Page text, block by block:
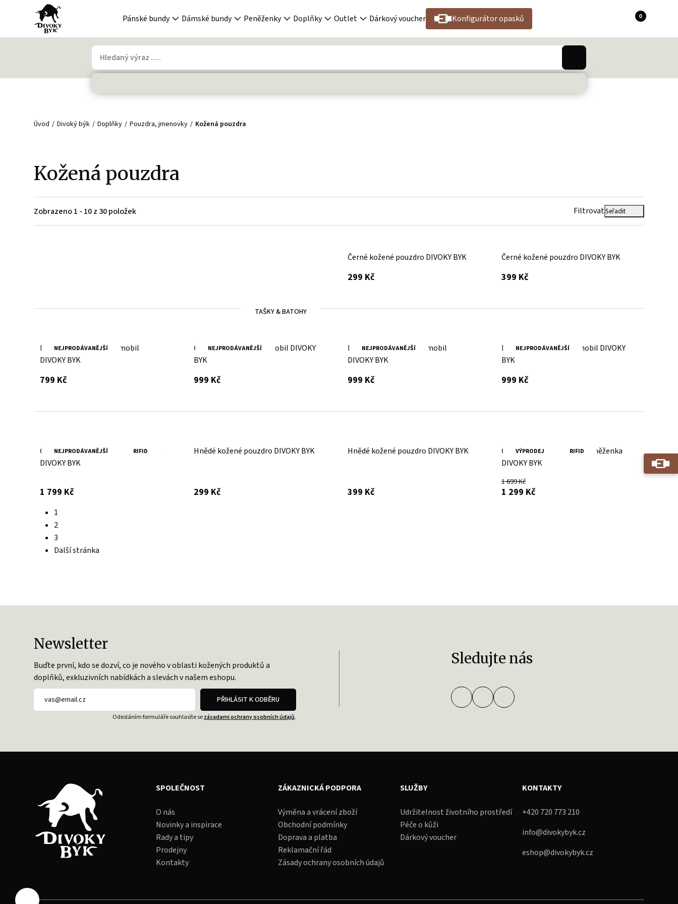
Pánské bundy Dámské bundy Peněženky Doplňky Outlet Dárkový voucher Konfigurátor opasků 0
Úvod Divoký býk Doplňky Pouzdra, jmenovky Kožená pouzdra
Kožená pouzdra
Zobrazeno 1 - 10 z 30 položek FiltrovatSeřadit
TAŠKY & BATOHY
Černé kožené pouzdro DIVOKY BYK
299 Kčs DPH
Černé kožené pouzdro DIVOKY BYK
399 Kčs DPH
NEJPRODÁVANĚJŠÍ
Brandy kožený obal na mobil
DIVOKY BYK
799 Kčs DPH
NEJPRODÁVANĚJŠÍ
Černý kožený obal na mobil DIVOKY
BYK
999 Kčs DPH
NEJPRODÁVANĚJŠÍ
Brandy kožený obal na mobil
DIVOKY BYK
999 Kčs DPH
NEJPRODÁVANĚJŠÍ
Hnědý kožený obal na mobil DIVOKY
BYK
999 Kčs DPH
NEJPRODÁVANĚJŠÍ RIFID
Červená dámská kožená peněženka
DIVOKY BYK
1 799 Kčs DPH
Hnědé kožené pouzdro DIVOKY BYK
299 Kčs DPH
Hnědé kožené pouzdro DIVOKY BYK
399 Kčs DPH
VÝPRODEJ RIFID
Červená dámská kožená peněženka
DIVOKY BYK
1 699 Kč
1 299 Kčs DPH
1
2
3
Další stránka
Newsletter
Buďte první, kdo se dozví, co je nového v oblasti kožených produktů a
doplňků, exkluzivních nabídkách a slevách v našem eshopu.
PŘIHLÁSIT K ODBĚRU
Odesláním formuláře souhlasíte sezásadami ochrany osobních údajů.
Sledujte nás
SPOLEČNOST
O nás
Novinky a inspirace
Rady a tipy
Prodejny
Kontakty
ZÁKAZNICKÁ PODPORA
Výměna a vrácení zboží
Obchodní podmínky
Doprava a platba
Reklamační řád
Zásady ochrany osobních údajů
SLUŽBY
Udržitelnost životního prostředí
Péče o kůži
Dárkový voucher
KONTAKTY
+420 720 773 210
info@divokybyk.cz
eshop@divokybyk.cz